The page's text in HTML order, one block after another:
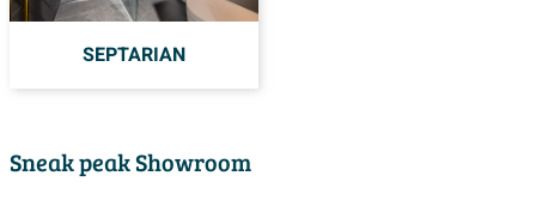
SEPTARIAN
Sneak peak Showroom